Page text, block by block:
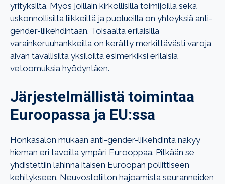
yrityksiltä. Myös joillain kirkollisilla toimijoilla sekä
uskonnollisilta liikkeiltä ja puolueilla on yhteyksiä anti-
gender-liikehdintään. Toisaalta erilaisilla
varainkeruuhankkeilla on kerätty merkittävästi varoja
aivan tavallisilta yksilöiltä esimerkiksi erilaisia
vetoomuksia hyödyntäen.
Järjestelmällistä toimintaa
Euroopassa ja EU:ssa
Honkasalon mukaan anti-gender-liikehdintä näkyy
hieman eri tavoilla ympäri Eurooppaa. Pitkään se
yhdistettiin lähinnä itäisen Euroopan poliittiseen
kehitykseen. Neuvostoliiton hajoamista seuranneiden